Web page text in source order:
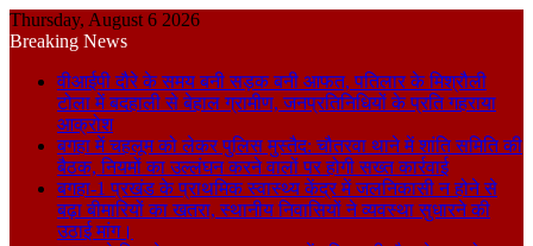
Thursday, August 6 2026
Breaking News
वीआईपी दौरे के समय बनी सड़क बनी आफत, पतिलार के मिश्रौली
टोला में बदहाली से बेहाल ग्रामीण, जनप्रतिनिधियों के प्रति गहराया
आक्रोश
बगहा में चहलूम को लेकर पुलिस मुस्तैद: चौतरवा थाने में शांति समिति की
बैठक, नियमों का उल्लंघन करने वालों पर होगी सख्त कार्रवाई
बगहा-1 प्रखंड के प्राथमिक स्वास्थ्य केंद्र में जलनिकासी न होने से
बढ़ा बीमारियों का खतरा, स्थानीय निवासियों ने व्यवस्था सुधारने की
उठाई मांग।